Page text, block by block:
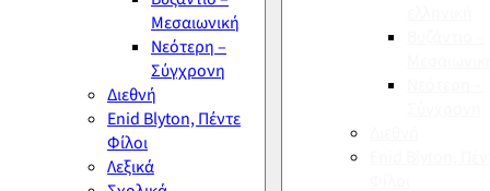
Μεσαιωνική
Νεότερη –
Σύγχρονη
Διεθνή
Enid Blyton, Πέντε
Φίλοι
Λεξικά